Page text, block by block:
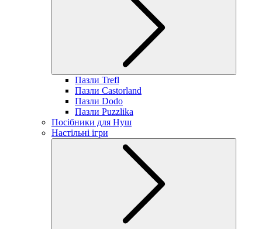
Пазли Trefl
Пазли Castorland
Пазли Dodo
Пазли Puzzlika
Посібники для Нуш
Настільні ігри